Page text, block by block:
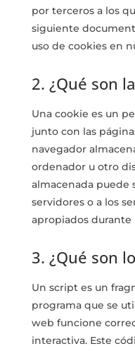
por terceros a los
siguiente
uso de cookies en
2. ¿Qué son
Una cookie es un
junto con las
navegador
ordenador u otro
almacenada puede
servidores o a los
apropiados durante
3. ¿Qué son
Un script es un
programa que se
web funcione
interactiva. Este